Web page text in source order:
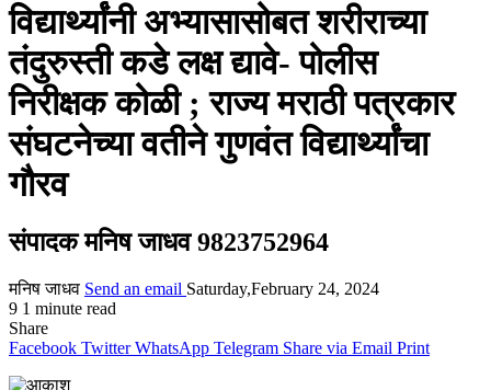
विद्यार्थ्यांनी अभ्यासासोबत शरीराच्या
तंदुरुस्ती कडे लक्ष द्यावे- पोलीस
निरीक्षक कोळी ; राज्य मराठी पत्रकार
संघटनेच्या वतीने गुणवंत विद्यार्थ्यांचा
गौरव
संपादक मनिष जाधव 9823752964
मनिष जाधव Send an email Saturday,February 24, 2024
9 1 minute read
Share
Facebook Twitter WhatsApp Telegram Share via Email Print